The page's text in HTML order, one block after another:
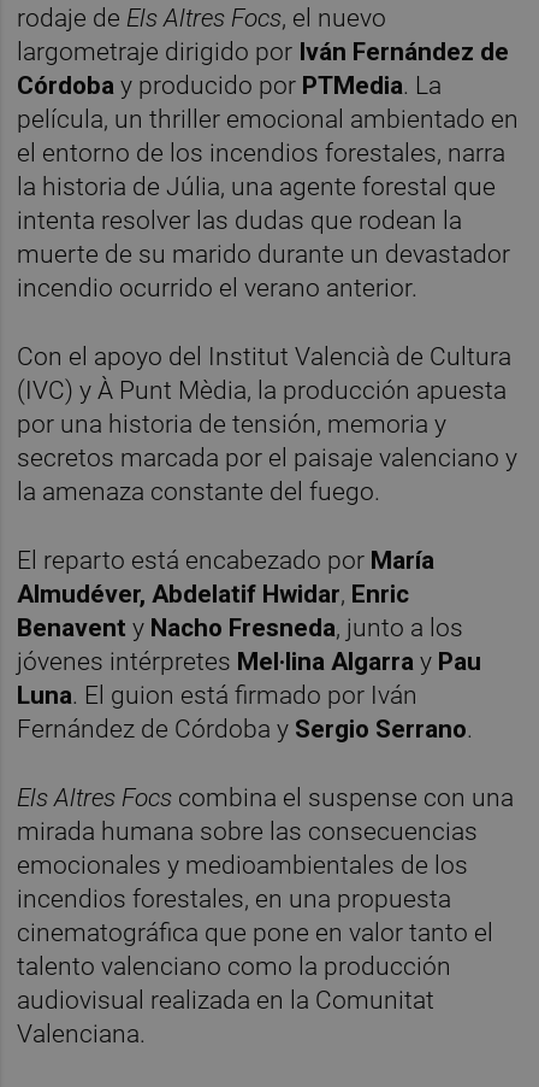
rodaje de Els Altres Focs, el nuevo
largometraje dirigido por Iván Fernández de
Córdoba y producido por PTMedia. La
película, un thriller emocional ambientado en
el entorno de los incendios forestales, narra
la historia de Júlia, una agente forestal que
intenta resolver las dudas que rodean la
muerte de su marido durante un devastador
incendio ocurrido el verano anterior.
Con el apoyo del Institut Valencià de Cultura
(IVC) y À Punt Mèdia, la producción apuesta
por una historia de tensión, memoria y
secretos marcada por el paisaje valenciano y
la amenaza constante del fuego.
El reparto está encabezado por María
Almudéver, Abdelatif Hwidar, Enric
Benaventy Nacho Fresneda, junto a los
jóvenes intérpretes Mel·lina Algarra y Pau
Luna. El guion está firmado por Iván
Fernández de Córdoba y Sergio Serrano.
Els Altres Focs combina el suspense con una
mirada humana sobre las consecuencias
emocionales y medioambientales de los
incendios forestales, en una propuesta
cinematográfica que pone en valor tanto el
talento valenciano como la producción
audiovisual realizada en la Comunitat
Valenciana.